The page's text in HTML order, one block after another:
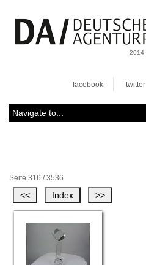
2014
facebook twitter
Seite 316 / 3536